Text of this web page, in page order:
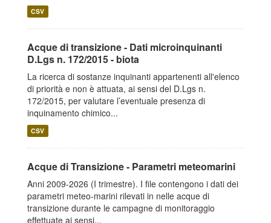
CSV
Acque di transizione - Dati microinquinanti
D.Lgs n. 172/2015 - biota
La ricerca di sostanze inquinanti appartenenti all'elenco
di priorità e non è attuata, ai sensi del D.Lgs n.
172/2015, per valutare l’eventuale presenza di
inquinamento chimico...
CSV
Acque di Transizione - Parametri meteomarini
Anni 2009-2026 (I trimestre). I file contengono i dati dei
parametri meteo-marini rilevati in nelle acque di
transizione durante le campagne di monitoraggio
effettuate ai sensi...